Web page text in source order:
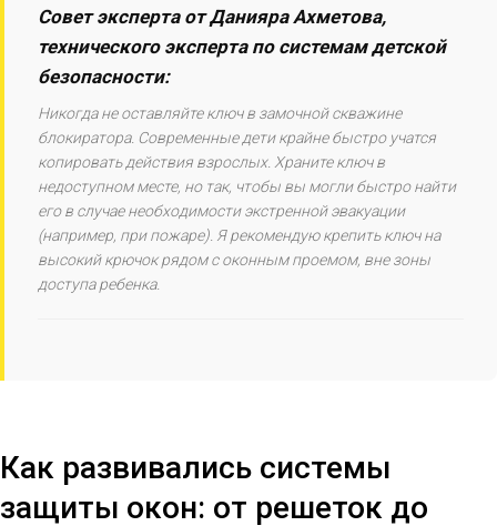
Совет эксперта от Данияра Ахметова,
технического эксперта по системам детской
безопасности:
Никогда не оставляйте ключ в замочной скважине
блокиратора. Современные дети крайне быстро учатся
копировать действия взрослых. Храните ключ в
недоступном месте, но так, чтобы вы могли быстро найти
его в случае необходимости экстренной эвакуации
(например, при пожаре). Я рекомендую крепить ключ на
высокий крючок рядом с оконным проемом, вне зоны
доступа ребенка.
Как развивались системы
защиты окон: от решеток до